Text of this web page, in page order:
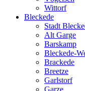
Wittorf
Bleckede
Stadt
Alt Garge
Barskamp
Bleckede-
Brackede
Breetze
Garlstorf
Garze